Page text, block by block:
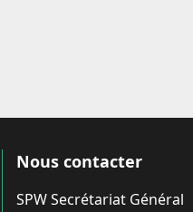
Nous contacter
SPW Secrétariat Général